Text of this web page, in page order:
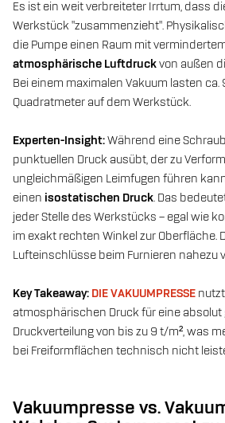
Es ist ein weit verbreiteter Irrtum, dass
Werkstück "zusammenzieht".
die Pumpe einen Raum mit
atmosphärische Luftdruckvon außen
Bei einem maximalen Vakuum lasten ca.
Quadratmeter auf dem Werkstück.
Experten-Insight:Während eine
punktuellen Druck ausübt, der zu
ungleichmäßigen Leimfugen führen
einen isostatischen Druck. Das
jeder Stelle des Werkstücks – egal wie
im exakt rechten Winkel zur Oberfläche.
Lufteinschlüsse beim Furnieren nahezu
Key Takeaway: DIE VAKUUMPRESSE
atmosphärischen Druck für eine absolut
Druckverteilung von bis zu 9 t/m², was
bei Freiformflächen technisch nicht
Vakuumpresse vs.